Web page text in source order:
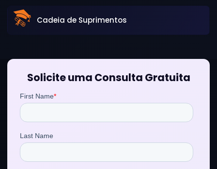
Cadeia de Suprimentos
Solicite uma Consulta Gratuita